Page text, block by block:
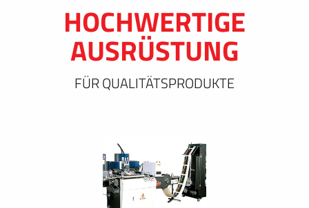
HOCHWERTIGE
AUSRÜSTUNG
FÜR QUALITÄTSPRODUKTE